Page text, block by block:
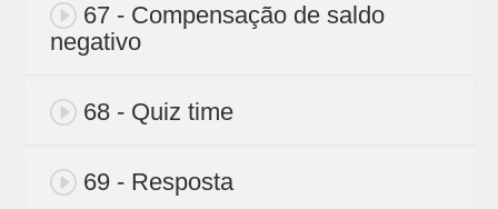
67 - Compensação de saldo
negativo
68 - Quiz time
69 - Resposta